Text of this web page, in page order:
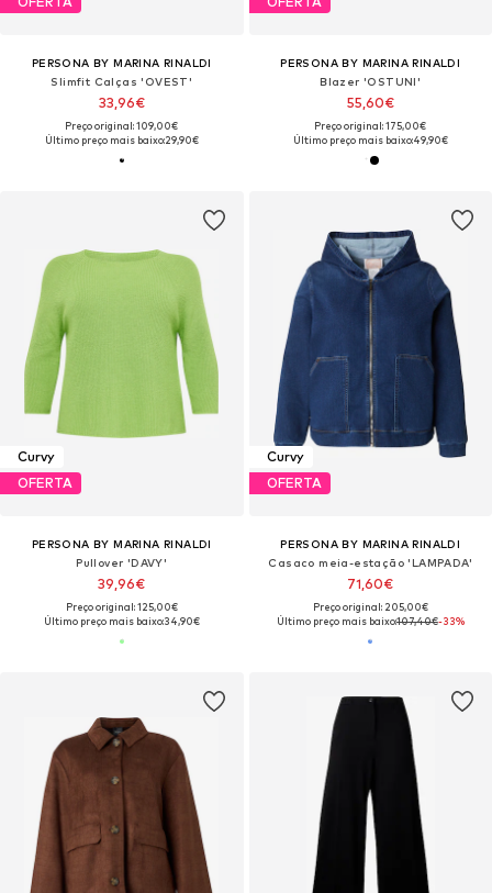
PERSONA BY MARINA RINALDI
Slimfit Calças 'OVEST'
33,96€
Preço original: 109,00€
Último preço mais baixo:29,90€
PERSONA BY MARINA RINALDI
Blazer 'OSTUNI'
55,60€
Preço original: 175,00€
Último preço mais baixo:49,90€
Curvy
OFERTA
PERSONA BY MARINA RINALDI
Pullover 'DAVY'
39,96€
Preço original: 125,00€
Último preço mais baixo:34,90€
Curvy
OFERTA
PERSONA BY MARINA RINALDI
Casaco meia-estação 'LAMPADA'
71,60€
Preço original: 205,00€
Último preço mais baixo:107,40€-33%